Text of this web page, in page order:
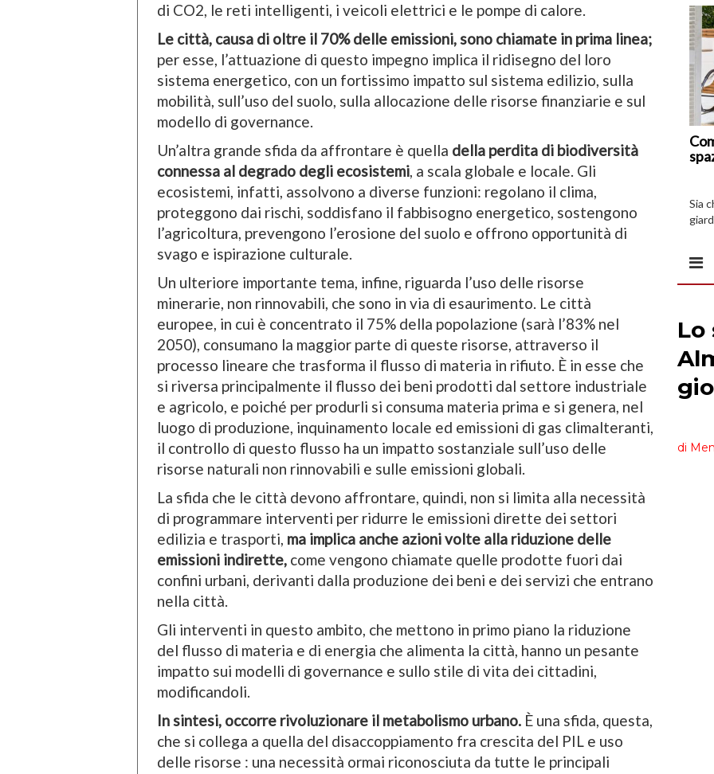
di CO2, le reti intelligenti, i veicoli elettrici e le pompe di calore.
Le città, causa di oltre il 70% delle emissioni, sono chiamate in prima linea;
per esse, l’attuazione di questo impegno implica il ridisegno del loro
sistema energetico, con un fortissimo impatto sul sistema edilizio, sulla
mobilità, sull’uso del suolo, sulla allocazione delle risorse finanziarie e sul
modello di governance.
Un’altra grande sfida da affrontare è quella della perdita di biodiversità
connessa al degrado degli ecosistemi, a scala globale e locale. Gli
ecosistemi, infatti, assolvono a diverse funzioni: regolano il clima,
proteggono dai rischi, soddisfano il fabbisogno energetico, sostengono
l’agricoltura, prevengono l’erosione del suolo e offrono opportunità di
svago e ispirazione culturale.
Un ulteriore importante tema, infine, riguarda l’uso delle risorse
minerarie, non rinnovabili, che sono in via di esaurimento. Le città
europee, in cui è concentrato il 75% della popolazione (sarà l’83% nel
2050), consumano la maggior parte di queste risorse, attraverso il
processo lineare che trasforma il flusso di materia in rifiuto. È in esse che
si riversa principalmente il flusso dei beni prodotti dal settore industriale
e agricolo, e poiché per produrli si consuma materia prima e si genera, nel
luogo di produzione, inquinamento locale ed emissioni di gas climalteranti,
il controllo di questo flusso ha un impatto sostanziale sull’uso delle
risorse naturali non rinnovabili e sulle emissioni globali.
La sfida che le città devono affrontare, quindi, non si limita alla necessità
di programmare interventi per ridurre le emissioni dirette dei settori
edilizia e trasporti, ma implica anche azioni volte alla riduzione delle
emissioni indirette, come vengono chiamate quelle prodotte fuori dai
confini urbani, derivanti dalla produzione dei beni e dei servizi che entrano
nella città.
Gli interventi in questo ambito, che mettono in primo piano la riduzione
del flusso di materia e di energia che alimenta la città, hanno un pesante
impatto sui modelli di governance e sullo stile di vita dei cittadini,
modificandoli.
In sintesi, occorre rivoluzionare il metabolismo urbano. È una sfida, questa,
che si collega a quella del disaccoppiamento fra crescita del PIL e uso
delle risorse : una necessità ormai riconosciuta da tutte le principali
Sia